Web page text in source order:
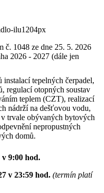
č. 1048 ze dne 25. 5. 2026
2026 - 2027 (dále jen
tepelných čerpadel,
regulací otopných soustav
teplem (CZT), realizací
nádrží na dešťovou vodu,
trvale obývaných bytových
nepropustných
domů.
9:00 hod.
v 23:59 hod. (termín platí